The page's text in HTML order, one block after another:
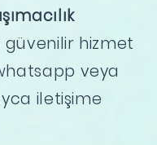
güvenilir hizmet
veya
iletişime